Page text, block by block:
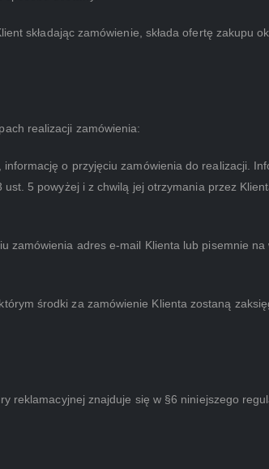
składając zamówienie, składa ofertę zakupu
realizacji zamówienia:
o przyjęciu zamówienia do realizacji.
5 powyżej i z chwilą jej otrzymania przez
zamówienia adres e-mail Klienta lub pisemnie na
środki za zamówienie Klienta zostaną
reklamacyjnej znajduje się w §6 niniejszego